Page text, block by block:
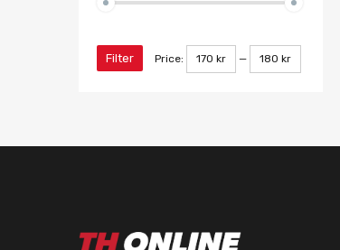
Filter Price: 170 kr — 180 kr